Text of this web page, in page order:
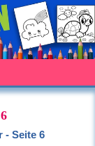
- Seite 6